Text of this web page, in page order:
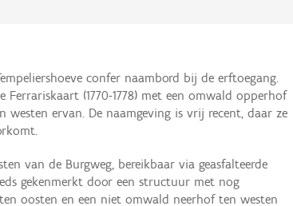
confer naambord bij de erftoegang.
Ferrariskaart (1770-1778) met een omwald opperhof
ervan. De naamgeving is vrij recent, daar ze
van de Burgweg, bereikbaar via geasfalteerde
gekenmerkt door een structuur met nog
oosten en een niet omwald neerhof ten westen